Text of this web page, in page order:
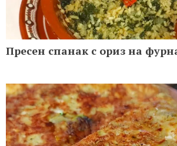
Пресен спанак с ориз на